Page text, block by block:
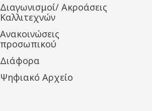
Διαγωνισμοί/ Ακροάσεις
Καλλιτεχνών
Ανακοινώσεις
προσωπικού
Διάφορα
Ψηφιακό Αρχείο